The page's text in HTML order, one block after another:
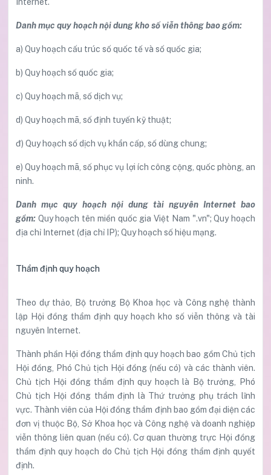
Danh mục quy hoạch nội dung kho số viễn thông bao gồm:
a) Quy hoạch cấu trúc số quốc tế và số quốc gia;
b) Quy hoạch số quốc gia;
c) Quy hoạch mã, số dịch vụ;
d) Quy hoạch mã, số định tuyến kỹ thuật;
đ) Quy hoạch số dịch vụ khẩn cấp, số dùng chung;
e) Quy hoạch mã, số phục vụ lợi ích công cộng, quốc phòng, an
ninh.
Danh mục quy hoạch nội dung tài nguyên Internet bao
gồm: Quy hoạch tên miền quốc gia Việt Nam ".vn"; Quy hoạch
địa chỉ Internet (địa chỉ IP); Quy hoạch số hiệu mạng.
Thẩm định quy hoạch
Theo dự thảo, Bộ trưởng Bộ Khoa học và Công nghệ thành
lập Hội đồng thẩm định quy hoạch kho số viễn thông và tài
nguyên Internet.
Thành phần Hội đồng thẩm định quy hoạch bao gồm Chủ tịch
Hội đồng, Phó Chủ tịch Hội đồng (nếu có) và các thành viên.
Chủ tịch Hội đồng thẩm định quy hoạch là Bộ trưởng, Phó
Chủ tịch Hội đồng thẩm định là Thứ trưởng phụ trách lĩnh
vực. Thành viên của Hội đồng thẩm định bao gồm đại diện các
đơn vị thuộc Bộ, Sở Khoa học và Công nghệ và doanh nghiệp
viễn thông liên quan (nếu có). Cơ quan thường trực Hội đồng
thẩm định quy hoạch do Chủ tịch Hội đồng thẩm định quyết
định.